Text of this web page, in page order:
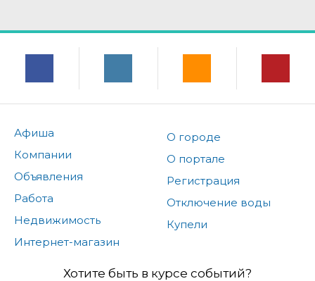
Афиша
Компании
Объявления
Работа
Недвижимость
Интернет-магазин
О городе
О портале
Регистрация
Отключение воды
Купели
Хотите быть в курсе событий?